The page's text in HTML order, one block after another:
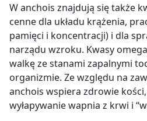
W anchois znajdują się także
cenne dla układu krążenia,
pamięci i koncentracji) i dla
narządu wzroku. Kwasy
walkę ze stanami zapalnymi
organizmie. Ze względu na
anchois wspiera zdrowie
wyłapywanie wapnia z krwi i